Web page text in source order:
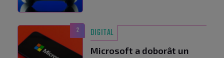
2 DIGITAL
Microsoft a doborât un